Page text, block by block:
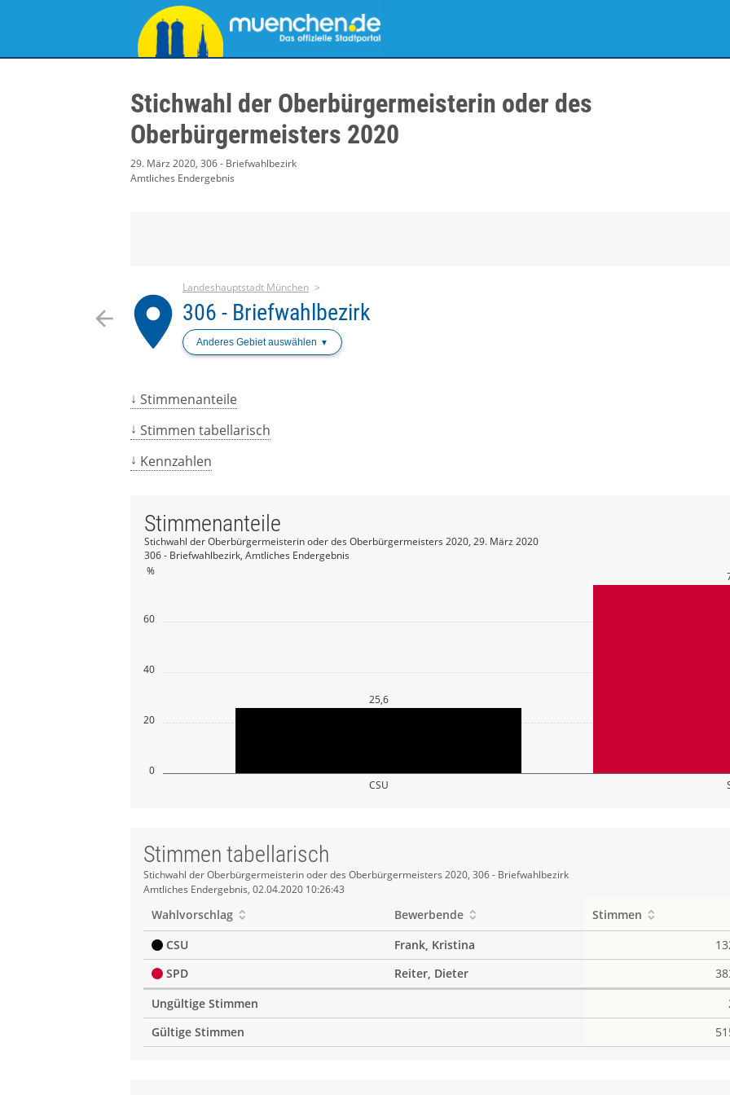
Stichwahl der Oberbürgermeisterin oder des
Oberbürgermeisters 2020
29. März 2020, 306 - Briefwahlbezirk
Amtliches Endergebnis
arrow_back place
Landeshauptstadt München
306 - Briefwahlbezirk
Anderes Gebiet auswählen
Stimmenanteile
Stimmen tabellarisch
Kennzahlen
0
20
40
60
%
CSU
25,6
Stimmenanteile
Stichwahl der Oberbürgermeisterin oder des Oberbürgermeisters 2020, 29. März 2020
306 - Briefwahlbezirk, Amtliches Endergebnis
Stimmen tabellarisch
Stimmen
tabellarisch
Stichwahl der Oberbürgermeisterin oder des Oberbürgermeisters 2020, 306 - Briefwahlbezirk
Amtliches Endergebnis, 02.04.2020 10:26:43
Wahlvorschlag Bewerbende Stimmen
CSU
Frank, Kristina
SPD
Reiter, Dieter
Ungültige Stimmen
Gültige Stimmen